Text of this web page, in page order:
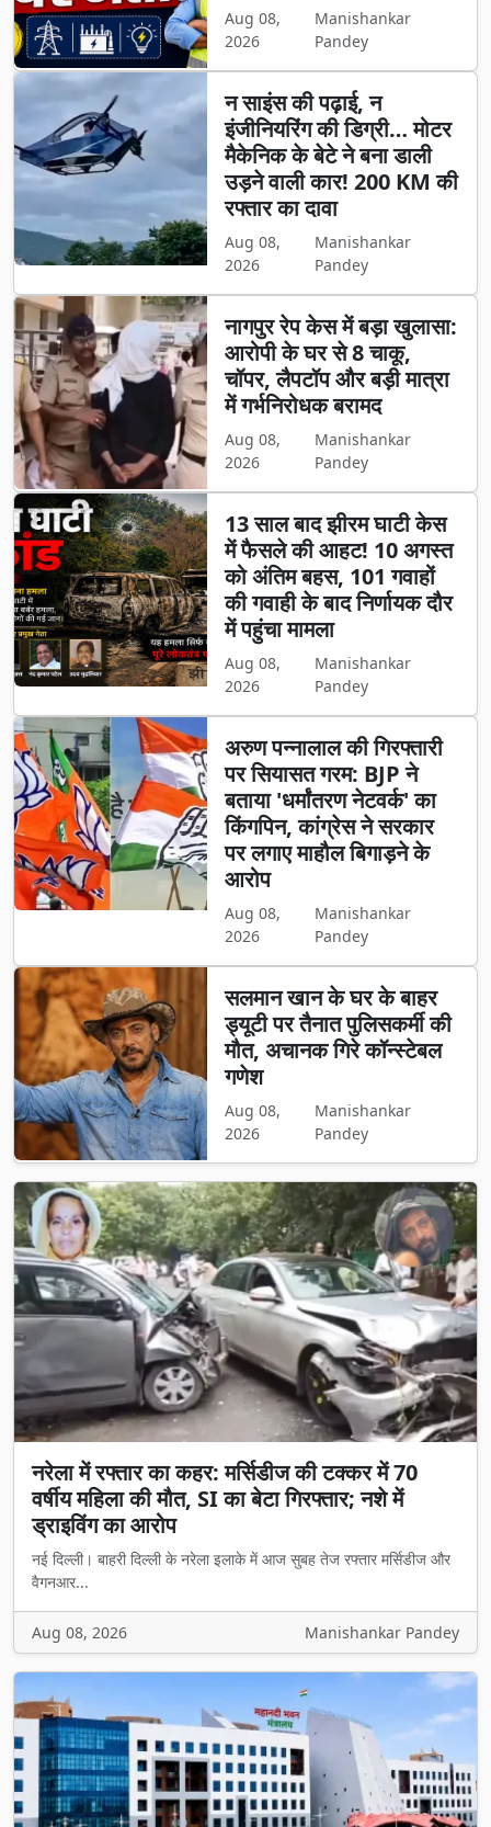
Aug 08,
2026
Manishankar
Pandey
न साइंस की पढ़ाई, न
इंजीनियरिंग की डिग्री… मोटर
मैकेनिक के बेटे ने बना डाली
उड़ने वाली कार! 200 KM की
रफ्तार का दावा
Aug 08,
2026
Manishankar
Pandey
नागपुर रेप केस में बड़ा खुलासा:
आरोपी के घर से 8 चाकू,
चॉपर, लैपटॉप और बड़ी मात्रा
में गर्भनिरोधक बरामद
Aug 08,
2026
Manishankar
Pandey
13 साल बाद झीरम घाटी केस
में फैसले की आहट! 10 अगस्त
को अंतिम बहस, 101 गवाहों
की गवाही के बाद निर्णायक दौर
में पहुंचा मामला
Aug 08,
2026
Manishankar
Pandey
अरुण पन्नालाल की गिरफ्तारी
पर सियासत गरम: BJP ने
बताया 'धर्मांतरण नेटवर्क' का
किंगपिन, कांग्रेस ने सरकार
पर लगाए माहौल बिगाड़ने के
आरोप
Aug 08,
2026
Manishankar
Pandey
सलमान खान के घर के बाहर
ड्यूटी पर तैनात पुलिसकर्मी की
मौत, अचानक गिरे कॉन्स्टेबल
गणेश
Aug 08,
2026
Manishankar
Pandey
नरेला में रफ्तार का कहर: मर्सिडीज की टक्कर में 70
वर्षीय महिला की मौत, SI का बेटा गिरफ्तार; नशे में
ड्राइविंग का आरोप
नई दिल्ली। बाहरी दिल्ली के नरेला इलाके में आज सुबह तेज रफ्तार मर्सिडीज और
वैगनआर...
Aug 08, 2026 Manishankar Pandey